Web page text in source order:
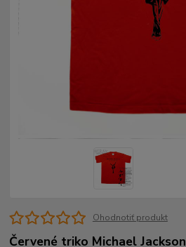
Ohodnotiť produkt
Červené triko Michael Jackson